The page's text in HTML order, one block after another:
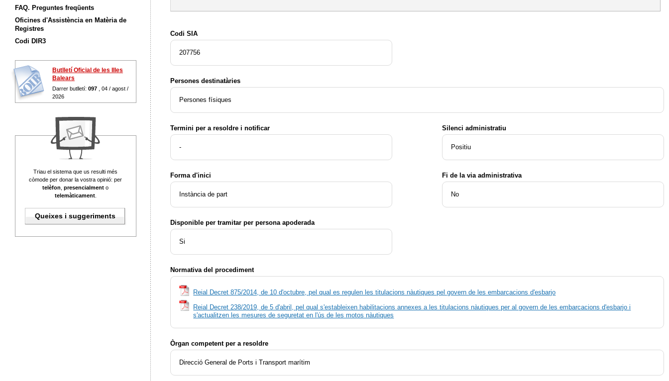
Codi SIA
207756
Persones destinatàries
Persones físiques
Termini per a resoldre i notificar
-
Silenci administratiu
Positiu
Forma d'inici
Instància de part
Fi de la via administrativa
No
Disponible per tramitar per persona apoderada
Si
Normativa del procediment
Reial Decret 875/2014, de 10 d'octubre, pel qual es regulen les titulacions nàutiques pel govern de les embarcacions d'esbarjo
Reial Decret 238/2019, de 5 d'abril, pel qual s'estableixen habilitacions annexes a les titulacions nàutiques per al govern de les embarcacions d'esbarjo i
s'actualitzen les mesures de seguretat en l'ús de les motos nàutiques
Òrgan competent per a resoldre
Direcció General de Ports i Transport marítim
FAQ. Preguntes freqüents
Oficines d'Assistència en Matèria de
Registres
Codi DIR3
Butlletí Oficial de les Illes
Balears
Darrer butlletí:097 , 04 / agost /
2026
Triau el sistema que us resulti més
còmode per donar la vostra opinió: per
telèfon ,presencialment o
telemàticament.
Queixes i suggeriments